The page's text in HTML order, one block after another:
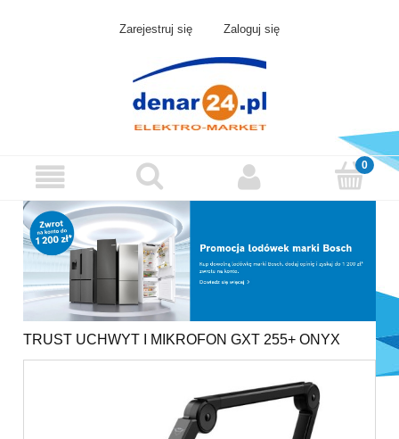
Zarejestruj się Zaloguj się
TRUST UCHWYT I MIKROFON GXT 255+ ONYX